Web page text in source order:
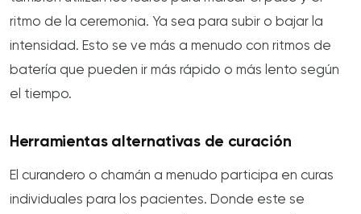
ritmo de la ceremonia. Ya sea para subir o bajar la
intensidad. Esto se ve más a menudo con ritmos de
batería que pueden ir más rápido o más lento según
el tiempo.
Herramientas alternativas de curación
El curandero o chamán a menudo participa en curas
individuales para los pacientes. Donde este se